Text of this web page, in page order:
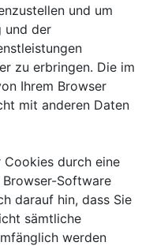
und um
und der
zu erbringen. Die im
Ihrem Browser
mit anderen Daten
Cookies durch eine
Software
darauf hin, dass Sie
sämtliche
werden